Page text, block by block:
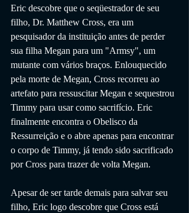
Eric descobre que o seqüestrador de seu
filho, Dr. Matthew Cross, era um
pesquisador da instituição antes de perder
sua filha Megan para um "Armsy", um
mutante com vários braços. Enlouquecido
pela morte de Megan, Cross recorreu ao
artefato para ressuscitar Megan e sequestrou
Timmy para usar como sacrifício. Eric
finalmente encontra o Obelisco da
Ressurreição e o abre apenas para encontrar
o corpo de Timmy, já tendo sido sacrificado
por Cross para trazer de volta Megan.
Apesar de ser tarde demais para salvar seu
filho, Eric logo descobre que Cross está